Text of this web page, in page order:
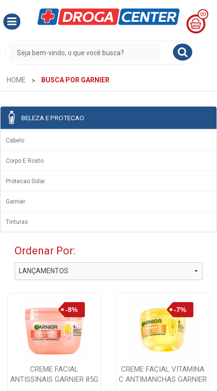
00
CESTA
R$
0,00
HOME BUSCA POR GARNIER
BELEZA E PROTECAO
Cabelo
Corpo E Rosto
Protecao Solar
Garnier
Tinturas
Ordenar Por:
CREME FACIAL
ANTISSINAIS GARNIER 85G
CREME FACIAL VITAMINA
C ANTIMANCHAS GARNIER